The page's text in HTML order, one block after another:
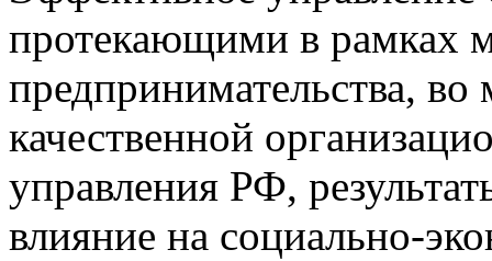
протекающими в рамках
предпринимательства,
качественной
управления РФ,
влияние на социально-